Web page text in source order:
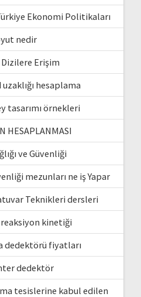
Ekonomi Politikaları
nedir
Erişim
hesaplama
tasarımı örnekleri
HESAPLANMASI
ve Güvenliği
mezunları ne iş Yapar
Teknikleri dersleri
reaksiyon kinetiği
dedektörü fiyatları
dedektör
tesislerine kabul edilen